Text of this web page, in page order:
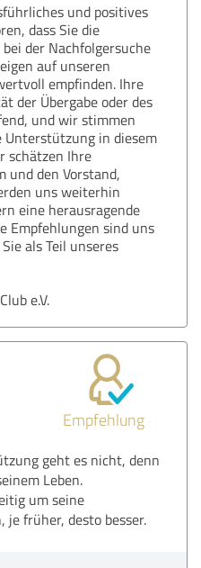
und positives
dass Sie die
der Nachfolgersuche
auf unseren
empfinden. Ihre
der Übergabe oder des
und wir stimmen
Unterstützung in diesem
schätzen Ihre
und den Vorstand,
uns weiterhin
eine herausragende
Empfehlungen sind uns
als Teil unseres
e.V.
Empfehlung
geht es nicht, denn
Leben.
um seine
je früher, desto besser.